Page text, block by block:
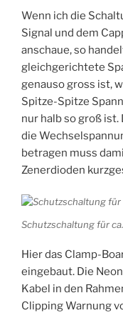
Wenn ich die
Signal und dem
anschaue, so
gleichgerichtete
genauso gross ist,
Spitze-Spitze
nur halb so groß
die
betragen muss
Zenerdioden
Schutzschaltung für
Hier das Clamp-
eingebaut. Die
Kabel in den
Clipping Warnung